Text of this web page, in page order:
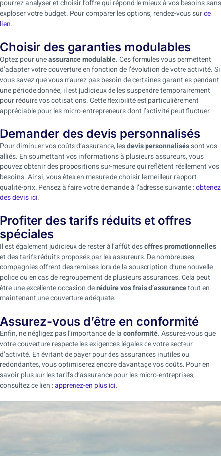
pourrez analyser et choisir l’offre qui répond le mieux à vos besoins sans
exploser votre budget. Pour comparer les options, rendez-vous surce
lien.
Choisir des garanties modulables
Optez pour uneassurance modulable. Ces formules vous permettent
d’adapter votre couverture en fonction de l’évolution de votre activité. Si
vous savez que vous n’aurez pas besoin de certaines garanties pendant
une période donnée, il est judicieux de les suspendre temporairement
pour réduire vos cotisations. Cette flexibilité est particulièrement
appréciable pour les micro-entrepreneurs dont l’activité peut fluctuer.
Demander des devis personnalisés
Pour diminuer vos coûts d’assurance, lesdevis personnaliséssont vos
alliés. En soumettant vos informations à plusieurs assureurs, vous
pouvez obtenir des propositions sur-mesure qui reflètent réellement vos
besoins. Ainsi, vous êtes en mesure de choisir le meilleur rapport
qualité-prix. Pensez à faire votre demande à l’adresse suivante :obtenez
des devis ici.
Profiter des tarifs réduits et offres
spéciales
Il est également judicieux de rester à l’affût desoffres promotionnelles
et des tarifs réduits proposés par les assureurs. De nombreuses
compagnies offrent des remises lors de la souscription d’une nouvelle
police ou en cas de regroupement de plusieurs assurances. Cela peut
être une excellente occasion deréduire vos frais d’assurancetout en
maintenant une couverture adéquate.
Assurez-vous d’être en conformité
Enfin, ne négligez pas l’importance de laconformité. Assurez-vous que
votre couverture respecte les exigences légales de votre secteur
d’activité. En évitant de payer pour des assurances inutiles ou
redondantes, vous optimiserez encore davantage vos coûts. Pour en
savoir plus sur les tarifs d’assurance pour les micro-entreprises,
consultez ce lien :apprenez-en plus ici.